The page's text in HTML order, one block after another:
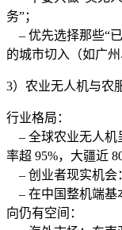
务”；
– 优先选择那些“
的城市切入（如广
3）农业无人机与农
行业格局：
– 全球农业无人机
率超 95%，大疆近
– 创业者现实机会
– 在中国整机端基
向仍有空间：